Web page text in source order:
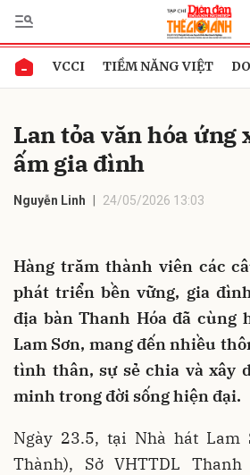
VCCI TIỀM NĂNG VIỆT
Lan tỏa văn hóa ứng
ấm gia đình
Nguyễn Linh 24/05/2026 13:03
Hàng trăm thành viên các
phát triển bền vững, gia
địa bàn Thanh Hóa đã cùng
Lam Sơn, mang đến nhiều
tình thân, sự sẻ chia và xây
minh trong đời sống hiện đại.
Ngày 23.5, tại Nhà hát Lam
Thành), Sở VHTTDL
Gửi bình luận